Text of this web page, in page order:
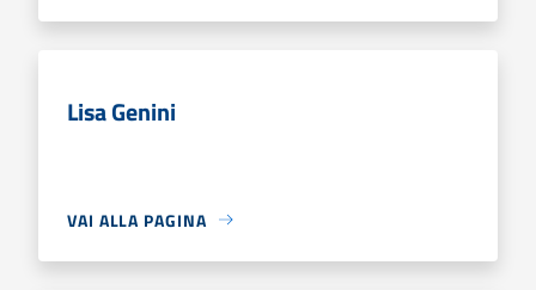
Lisa Genini
VAI ALLA PAGINA